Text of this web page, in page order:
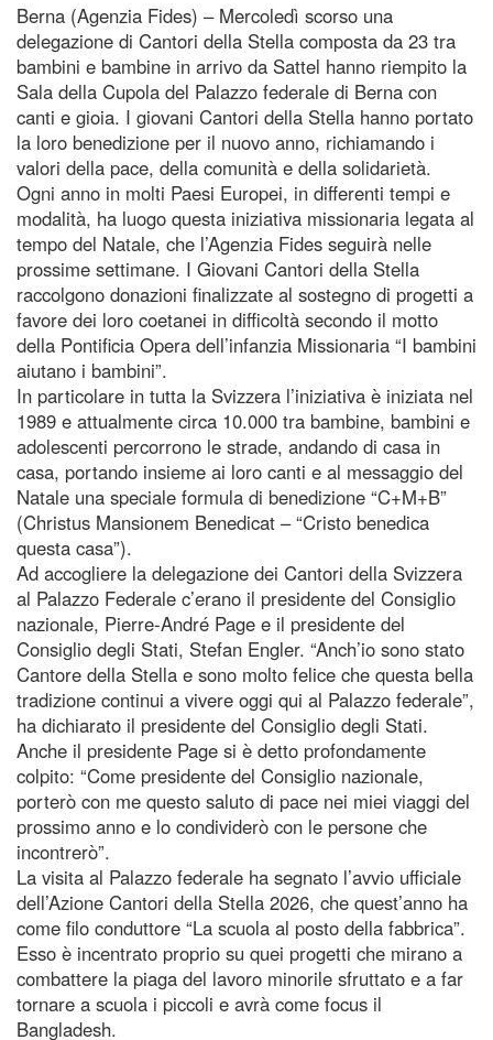
Berna (Agenzia Fides) – Mercoledì scorso una
delegazione di Cantori della Stella composta da 23 tra
bambini e bambine in arrivo da Sattel hanno riempito la
Sala della Cupola del Palazzo federale di Berna con
canti e gioia. I giovani Cantori della Stella hanno portato
la loro benedizione per il nuovo anno, richiamando i
valori della pace, della comunità e della solidarietà.
Ogni anno in molti Paesi Europei, in differenti tempi e
modalità, ha luogo questa iniziativa missionaria legata al
tempo del Natale, che l’Agenzia Fides seguirà nelle
prossime settimane. I Giovani Cantori della Stella
raccolgono donazioni finalizzate al sostegno di progetti a
favore dei loro coetanei in difficoltà secondo il motto
della Pontificia Opera dell’infanzia Missionaria “I bambini
aiutano i bambini”.
In particolare in tutta la Svizzera l’iniziativa è iniziata nel
1989 e attualmente circa 10.000 tra bambine, bambini e
adolescenti percorrono le strade, andando di casa in
casa, portando insieme ai loro canti e al messaggio del
Natale una speciale formula di benedizione “C+M+B”
(Christus Mansionem Benedicat – “Cristo benedica
questa casa”).
Ad accogliere la delegazione dei Cantori della Svizzera
al Palazzo Federale c’erano il presidente del Consiglio
nazionale, Pierre-André Page e il presidente del
Consiglio degli Stati, Stefan Engler. “Anch’io sono stato
Cantore della Stella e sono molto felice che questa bella
tradizione continui a vivere oggi qui al Palazzo federale”,
ha dichiarato il presidente del Consiglio degli Stati.
Anche il presidente Page si è detto profondamente
colpito: “Come presidente del Consiglio nazionale,
porterò con me questo saluto di pace nei miei viaggi del
prossimo anno e lo condividerò con le persone che
incontrerò”.
La visita al Palazzo federale ha segnato l’avvio ufficiale
dell’Azione Cantori della Stella 2026, che quest’anno ha
come filo conduttore “La scuola al posto della fabbrica”.
Esso è incentrato proprio su quei progetti che mirano a
combattere la piaga del lavoro minorile sfruttato e a far
tornare a scuola i piccoli e avrà come focus il
Bangladesh.